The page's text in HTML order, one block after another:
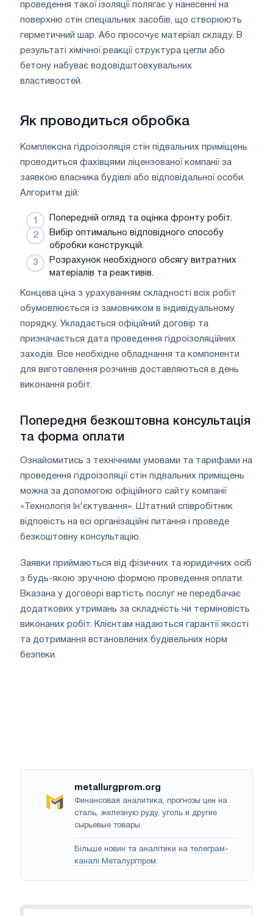
проведення такої ізоляції полягає у нанесенні на
поверхню стін спеціальних засобів, що створюють
герметичний шар. Або просочує матеріал складу. В
результаті хімічної реакції структура цегли або
бетону набуває водовідштовхувальних
властивостей.
Як проводиться обробка
Комплексна гідроізоляція стін підвальних приміщень
проводиться фахівцями ліцензованої компанії за
заявкою власника будівлі або відповідальної особи.
Алгоритм дій:
Попередній огляд та оцінка фронту робіт.
Вибір оптимально відповідного способу
обробки конструкцій.
Розрахунок необхідного обсягу витратних
матеріалів та реактивів.
Концева ціна з урахуванням складності всіх робіт
обумовлюється із замовником в індивідуальному
порядку. Укладається офіційний договір та
призначається дата проведення гідроізоляційних
заходів. Все необхідне обладнання та компоненти
для виготовлення розчинів доставляються в день
виконання робіт.
Попередня безкоштовна консультація
та форма оплати
Ознайомитись з технічними умовами та тарифами на
проведення гідроізоляції стін підвальних приміщень
можна за допомогою офіційного сайту компанії
«Технологія Ін'єктування». Штатний співробітник
відповість на всі організаційні питання і проведе
безкоштовну консультацію.
Заявки приймаються від фізичних та юридичних осіб
з будь-якою зручною формою проведення оплати.
Вказана у договорі вартість послуг не передбачає
додаткових утримань за складність чи терміновість
виконаних робіт. Клієнтам надаються гарантії якості
та дотримання встановлених будівельних норм
безпеки.
metallurgprom.org
Финансовая аналитика, прогнозы цен на
сталь, железную руду, уголь и другие
сырьевые товары.
Більше новин та аналітики на телеграм-
каналі Металургпром.